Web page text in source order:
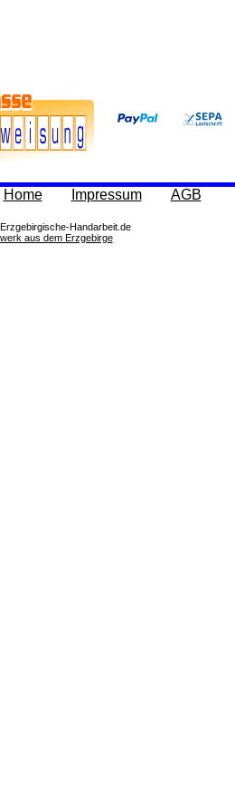
Home Impressum AGB
Handarbeit.de
aus dem Erzgebirge